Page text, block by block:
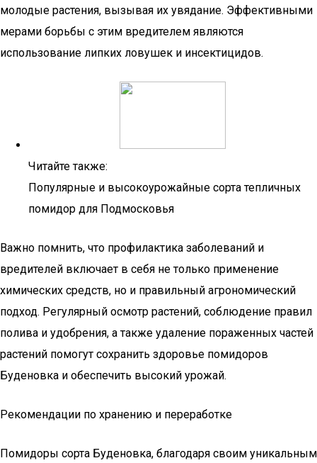
молодые растения, вызывая их увядание. Эффективными
мерами борьбы с этим вредителем являются
использование липких ловушек и инсектицидов.
Читайте также:
Популярные и высокоурожайные сорта тепличных
помидор для Подмосковья
Важно помнить, что профилактика заболеваний и
вредителей включает в себя не только применение
химических средств, но и правильный агрономический
подход. Регулярный осмотр растений, соблюдение правил
полива и удобрения, а также удаление пораженных частей
растений помогут сохранить здоровье помидоров
Буденовка и обеспечить высокий урожай.
Рекомендации по хранению и переработке
Помидоры сорта Буденовка, благодаря своим уникальным